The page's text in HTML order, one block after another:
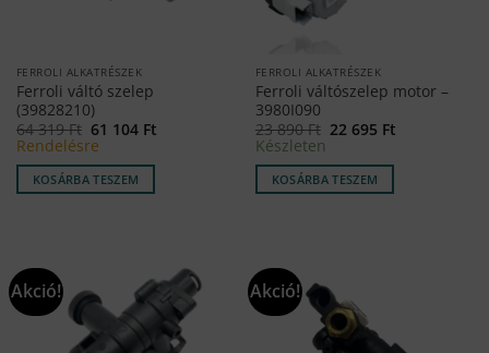
FERROLI ALKATRÉSZEK
Ferroli váltó szelep
(39828210)
64 319Ft Original
price
was:
64
319 Ft.
61 104 FtCurrent
Rendelésre
KOSÁRBA TESZEM
FERROLI ALKATRÉSZEK
Ferroli váltószelep motor –
3980I090
23 890Ft Original
23
890 Ft.
22 695 FtCurrent
Készleten
KOSÁRBA TESZEM
Akció! Akció!